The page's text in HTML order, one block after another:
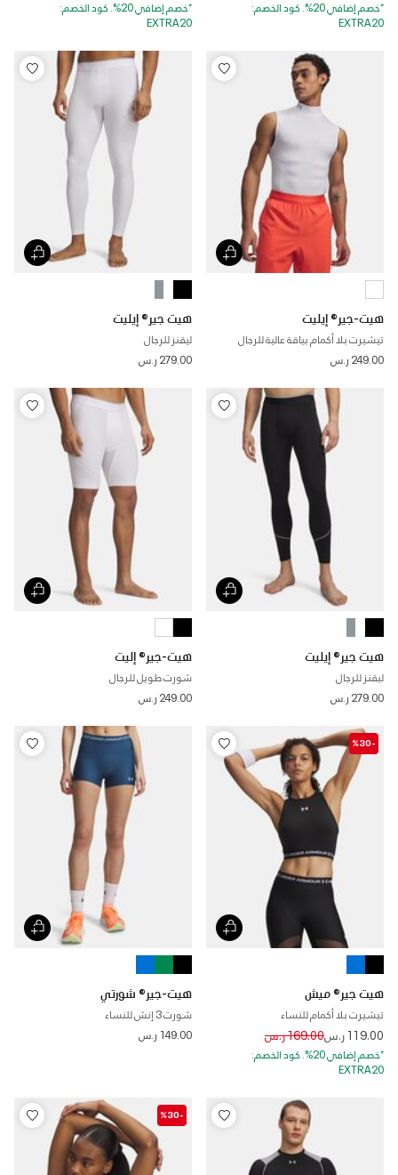
*خصم إضافي 20%. كود الخصم:
EXTRA20
*خصم إضافي 20%. كود الخصم:
EXTRA20
هيت-جير® إيليت
تيشيرت بلا أكمام بياقة عالية للرجال
249.00 ر.س
هيت جير® إيليت
ليقنز للرجال
279.00 ر.س
هيت جير® إيليت
ليقنز للرجال
279.00 ر.س
هيت-جير® إليت
شورت طويل للرجال
249.00 ر.س
-%30
هيت جير® ميش
تيشيرت بلا أكمام للنساء
119.00 ر.س Price reduced from
169.00 ر.س to
*خصم إضافي 20%. كود الخصم:
EXTRA20
هيت-جير® شورتي
شورت 3 إنش للنساء
149.00 ر.س
-%30